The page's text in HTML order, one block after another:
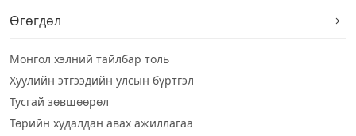
Өгөгдөл
Монгол хэлний тайлбар толь
Хуулийн этгээдийн улсын бүртгэл
Тусгай зөвшөөрөл
Төрийн худалдан авах ажиллагаа